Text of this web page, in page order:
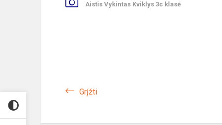
Aistis Vykintas Kviklys 3c klasė
Grįžti